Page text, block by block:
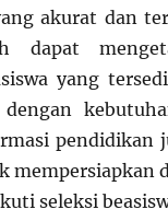
akurat dan
dapat
yang
dengan
pendidikan
mempersiapkan
seleksi